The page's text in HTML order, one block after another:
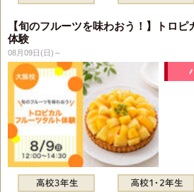
【旬のフルーツを味わおう！】トロピ
体験
08月09日(日)～